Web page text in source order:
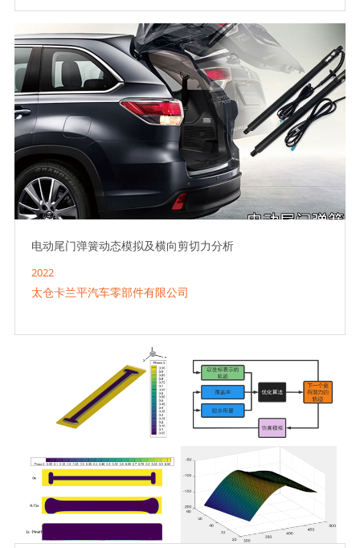
电动尾门弹簧动态模拟及横向剪切力分析
2022
太仓卡兰平汽车零部件有限公司